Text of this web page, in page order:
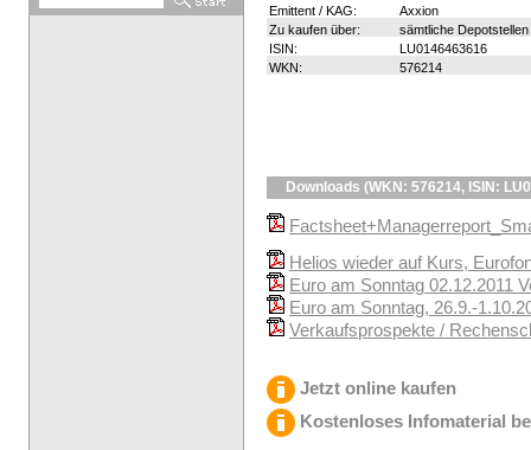
Emittent / KAG:
Axxion
Zu kaufen über:
sämtliche Depotstellen
ISIN:
LU0146463616
WKN:
576214
Downloads (WKN: 576214, ISIN:
Helios wieder auf Kurs,
Euro am Sonntag 02.12.2011
Euro am Sonntag, 26.9.-
Verkaufsprospekte /
Jetzt online kaufen
Kostenloses Infomaterial